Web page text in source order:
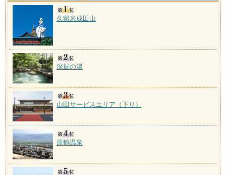
久留米成田山
深掘の湯
山田サービスエリア（下り）
原鶴温泉